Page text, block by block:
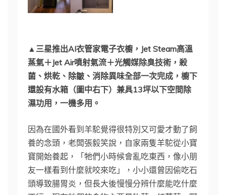
▲三星推出AI衣管家電子衣櫥，Jet Steam高溫
蒸氣＋Jet Air噴射氣流＋光觸媒除臭技術，殺
菌、烘乾、除皺、消除異味全部一次完成，櫥下
還設有水箱（圖中右下）兼具13坪以下空間除
濕功用，一機多用。
因為在國外看到羊駝覺得很特別又可愛才動了飼
養的念頭，老闆張毅笑說，自家兩隻羊駝從小寶
寶開始養起，「牠們小時候會亂吃東西，像小朋
友一樣看到什麼就咬來吃」，小小還曾因偷吃石
頭導致腸胃炎，但長大後慢慢分辨什麼能吃什麼